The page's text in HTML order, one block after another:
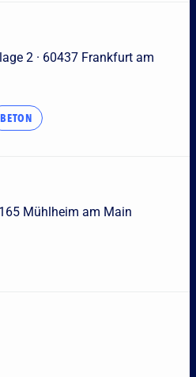
2 · 60437 Frankfurt am
BETON
Mühlheim am Main